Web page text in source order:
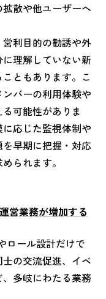
散や他ユーザーへ
利目的の勧誘や外
理解していない新
ともあります。こ
バーの利用体験や
可能性がありま
応じた監視体制や
早期に把握・対応
られます。
営業務が増加する
ロール設計だけで
の交流促進、イベ
多岐にわたる業務